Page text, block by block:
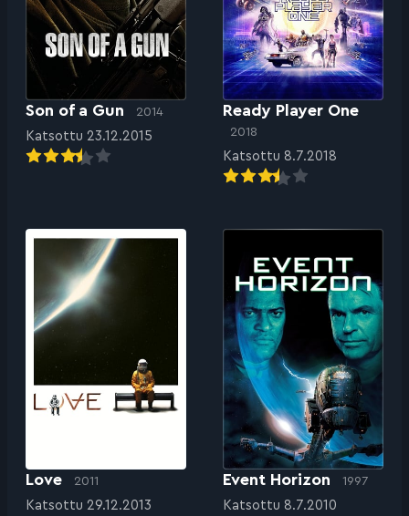
Son of a Gun 2014
Katsottu 23.12.2015
Ready Player One
2018
Katsottu 8.7.2018
Love 2011
Katsottu 29.12.2013
Event Horizon 1997
Katsottu 8.7.2010